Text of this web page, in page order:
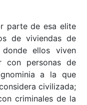
parte de esa elite
de viviendas de
ellos viven
con personas de
a la que
civilizada;
criminales de la